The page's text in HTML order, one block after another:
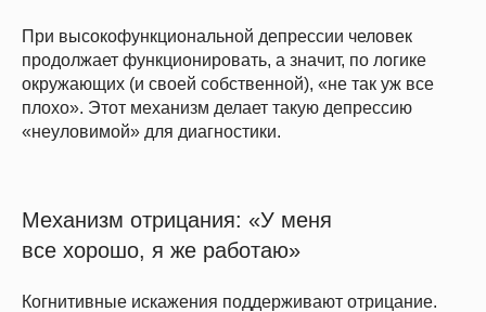
При высокофункциональной депрессии человек
продолжает функционировать, а значит, по логике
окружающих (и своей собственной), «не так уж все
плохо». Этот механизм делает такую депрессию
«неуловимой» для диагностики.
Механизм отрицания: «У меня
все хорошо, я же работаю»
Когнитивные искажения поддерживают отрицание.